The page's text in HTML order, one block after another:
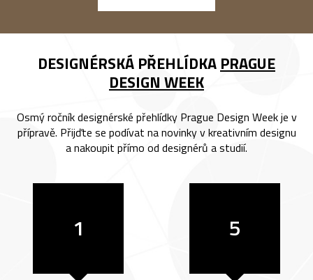
DESIGNÉRSKÁ PŘEHLÍDKA PRAGUE
DESIGN WEEK
Osmý ročník designérské přehlídky Prague Design Week je v
přípravě. Přijďte se podívat na novinky v kreativním designu
a nakoupit přímo od designérů a studií.
1 5